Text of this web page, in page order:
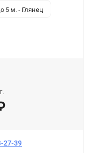
5 м. - Глянец
27-39